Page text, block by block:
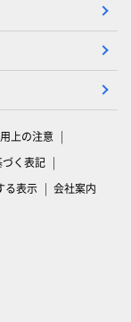
上の注意
く表記
る表示 会社案内